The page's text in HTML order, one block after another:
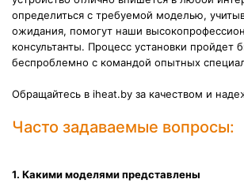
определиться с требуемой моделью,
ожидания, помогут наши
консультанты. Процесс установки пройдет
беспроблемно с командой опытных
Обращайтесь в iheat.by за качеством и
Часто задаваемые вопросы:
1. Какими моделями представлены